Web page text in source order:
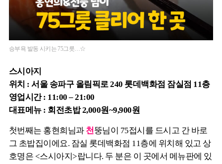
승부욕 발동 시키는 75그릇…☆
스시아지
위치 : 서울 송파구 올림픽로 240 롯데백화점 잠실점 11층
영업시간 : 11:00 – 21:00
대표메뉴 : 회전초밥 2,000원~9,900원
첫번째는 홍현희님과 천 뚱님이 75접시를 드시고 간 바로
그 초밥집이에요. 잠실 롯데백화점 11층에 위치해 있고 상
호명은 <스시아지>랍니다. 두 분은 이 곳에서 메뉴판에 있